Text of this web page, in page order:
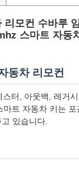
리모컨 수바루
스마트 자동
동차 리모컨
터, 아웃백, 레거
트 자동차 키는
있습니다.